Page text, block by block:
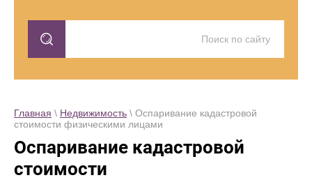
Главная \ Недвижимость \ Оспаривание кадастровой
стоимости физическими лицами
Оспаривание кадастровой
стоимости